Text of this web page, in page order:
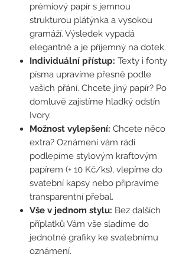
prémiový papír s jemnou
strukturou plátýnka a vysokou
gramáží. Výsledek vypadá
elegantně a je příjemný na dotek.
Individuální přístup: Texty i fonty
písma upravíme přesně podle
vašich přání. Chcete jiný papír? Po
domluvě zajistíme hladký odstín
Ivory.
Možnost vylepšení: Chcete něco
extra? Oznámení vám rádi
podlepíme stylovým kraftovým
papírem (+ 10 Kč/ks), vlepíme do
svatební kapsy nebo připravíme
transparentní přebal.
Vše v jednom stylu: Bez dalších
příplatků Vám vše sladíme do
jednotné grafiky ke svatebnímu
oznámení.